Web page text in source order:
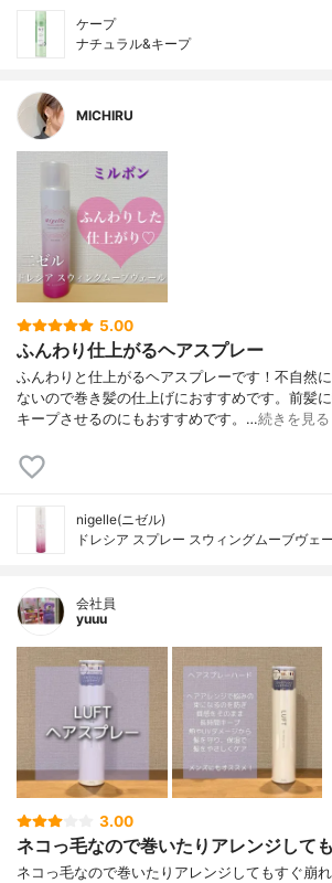
ケープ
ナチュラル&キープ
MICHIRU
5.00
ふんわり仕上がるヘアスプレー
ふんわりと仕上がるヘアスプレーです！不自然
ないので巻き髪の仕上げにおすすめです。前髪
キープさせるのにもおすすめです。…続きを見る
nigelle(ニゼル)
ドレシア スプレー スウィングムーブヴェ
会社員
yuuu
3.00
ネコっ毛なので巻いたりアレンジして
ネコっ毛なので巻いたりアレンジしてもすぐ崩